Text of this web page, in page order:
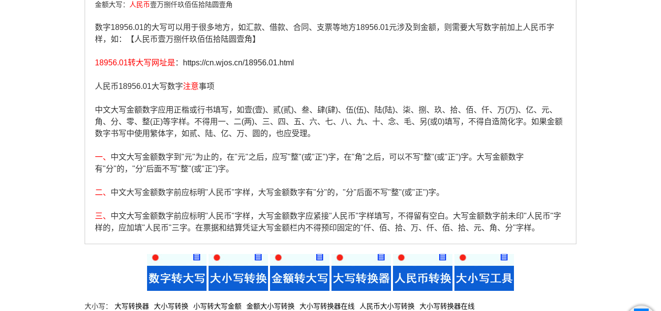
金额大写： 人民币壹万捌仟玖佰伍拾陆圆壹角
数字18956.01的大写可以用于很多地方，如汇款、借款、合同、支票等地方18956.01元涉及到金额，则需要大写数字前加上人民币字
样，如：【人民币壹万捌仟玖佰伍拾陆圆壹角】
18956.01转大写网址是 ： https://cn.wjos.cn/18956.01.html
人民币18956.01大写数字注意事项
中文大写金额数字应用正楷或行书填写，如壹(壹)、贰(贰)、叁、肆(肆)、伍(伍)、陆(陆)、柒、捌、玖、拾、佰、仟、万(万)、亿、元、
角、分、零、整(正)等字样。不得用一、二(两)、三、四、五、六、七、八、九、十、念、毛、另(或0)填写，不得自造简化字。如果金额
数字书写中使用繁体字，如贰、陆、亿、万、圆的，也应受理。
一、 中文大写金额数字到"元"为止的，在"元"之后，应写"整"(或"正")字，在"角"之后，可以不写"整"(或"正")字。大写金额数字
有"分"的，"分"后面不写"整"(或"正")字。
二、 中文大写金额数字前应标明"人民币"字样，大写金额数字有"分"的，"分"后面不写"整"(或"正")字。
三、 中文大写金额数字前应标明"人民币"字样，大写金额数字应紧接"人民币"字样填写，不得留有空白。大写金额数字前未印"人民币"字
样的，应加填"人民币"三字。在票据和结算凭证大写金额栏内不得预印固定的"仟、佰、拾、万、仟、佰、拾、元、角、分"字样。
大小写： 大写转换器 大小写转换 小写转大写金额 金额大小写转换 大小写转换器在线 人民币大小写转换 大小写转换器在线